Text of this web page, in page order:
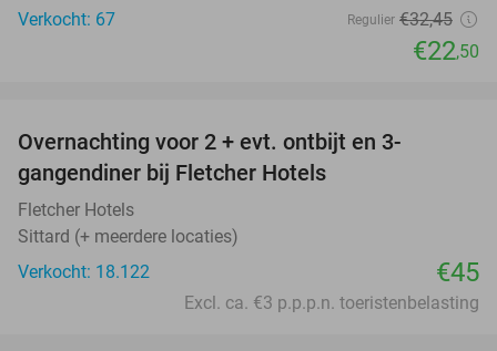
Verkocht: 67
Regulier €32,45
€22,50
Overnachting voor 2 + evt. ontbijt en 3-
gangendiner bij Fletcher Hotels
Fletcher Hotels
Sittard (+ meerdere locaties)
Verkocht: 18.122
€45
Excl. ca. €3 p.p.p.n. toeristenbelasting